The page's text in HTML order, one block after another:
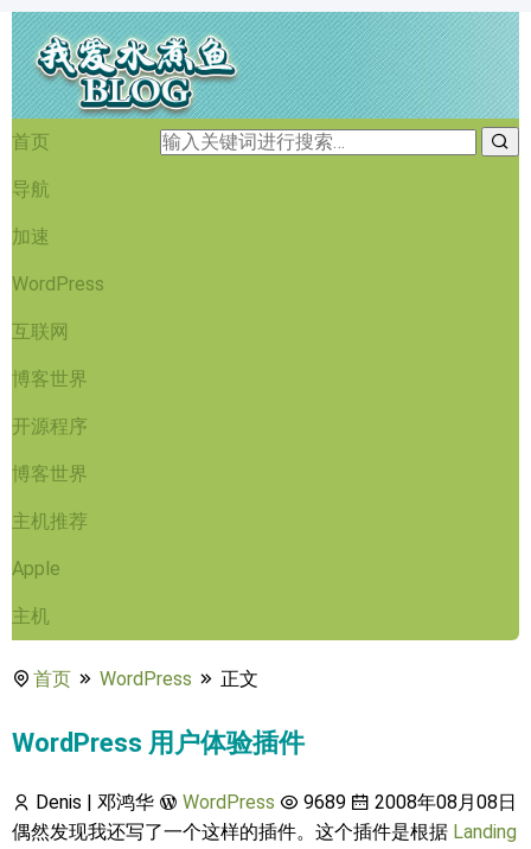
首页
导航
加速
WordPress
互联网
博客世界
开源程序
博客世界
主机推荐
Apple
主机
首页 WordPress 正文
WordPress 用户体验插件
Denis | 邓鸿华 WordPress 9689
2008年08月08日
偶然发现我还写了一个这样的插件。这个插件是根据 Landing